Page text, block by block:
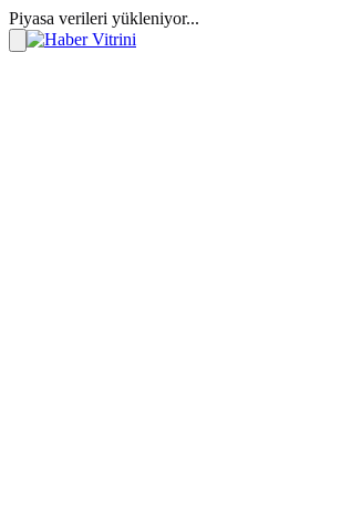
Piyasa verileri yükleniyor...